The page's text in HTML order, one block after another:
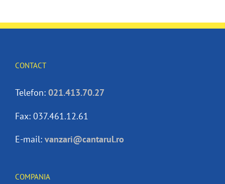
CONTACT
Telefon: 021.413.70.27
Fax: 037.461.12.61
E-mail: vanzari@cantarul.ro
COMPANIA